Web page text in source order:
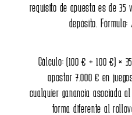
requisito de
Cálculo: (100 € +
apostar 7.000
cualquier ganancia
forma